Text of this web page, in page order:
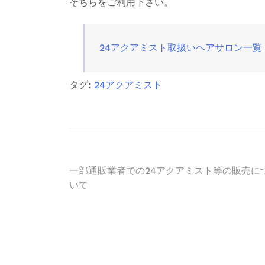
24アクアミスト取扱いヘアサロン一覧
タグ: 24アクアミスト
投
稿
一部通販業者での24アクアミスト等の販売に
いて